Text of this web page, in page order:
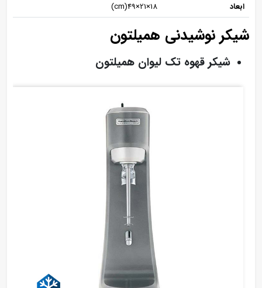
ابعاد
18×21×49(cm)
شیکر نوشیدنی همیلتون
شیکر قهوه تک لیوان همیلتون